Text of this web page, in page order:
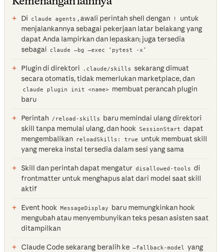
Di claude agents , awali perintah shell dengan !
untuk
menjalankannya sebagai pekerjaan latar belakang yang
dapat Anda lampirkan dan lepaskan; juga tersedia
sebagai
claude —bg —exec ‘pytest -x’
Plugin di direktori .claude/skills sekarang dimuat
secara otomatis, tidak memerlukan marketplace, dan
claude plugin init <name> membuat perancah plugin
baru
Perintah /reload-skills
baru memindai ulang direktori
skill tanpa memulai ulang, dan hook SessionStart dapat
mengembalikan
reloadSkills: true
untuk membuat skill
yang mereka instal tersedia dalam sesi yang sama
Skill dan perintah dapat mengatur disallowed-tools di
frontmatter untuk menghapus alat dari model saat skill
aktif
Event hook MessageDisplay
baru memungkinkan hook
mengubah atau menyembunyikan teks pesan asisten saat
ditampilkan
Claude Code sekarang beralih ke —fallback-model
yang